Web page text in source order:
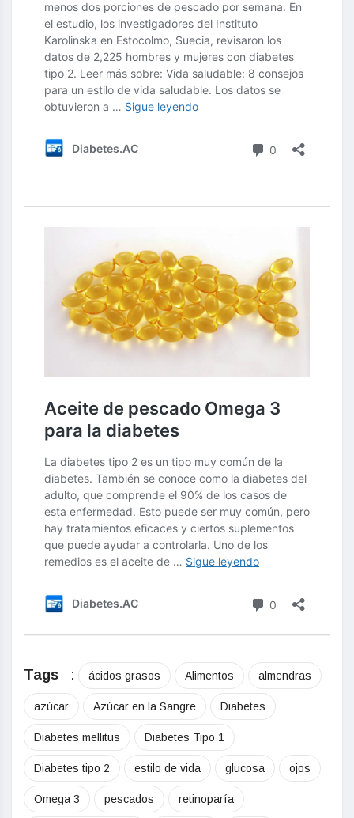
Tags : ácidos grasos Alimentos almendras
azúcar Azúcar en la Sangre Diabetes
Diabetes mellitus Diabetes Tipo 1
Diabetes tipo 2 estilo de vida glucosa ojos
Omega 3 pescados retinoparía